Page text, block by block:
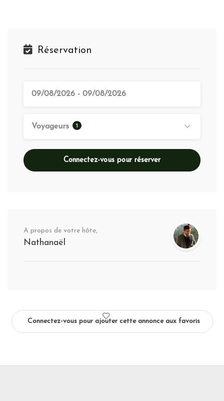
Réservation
Voyageurs 1
Connectez-vous pour réserver
A propos de votre hôte,
Nathanaël
Connectez-vous pour ajouter cette annonce aux favoris